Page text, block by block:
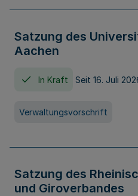
Satzung des
Aachen
In Kraft Seit 16. Juli
Verwaltungsvorschrift
Satzung des
und Giroverbandes